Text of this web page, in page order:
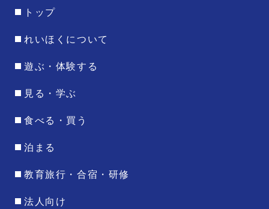
トップ
れいほくについて
遊ぶ・体験する
見る・学ぶ
食べる・買う
泊まる
教育旅行・合宿・研修
法人向け